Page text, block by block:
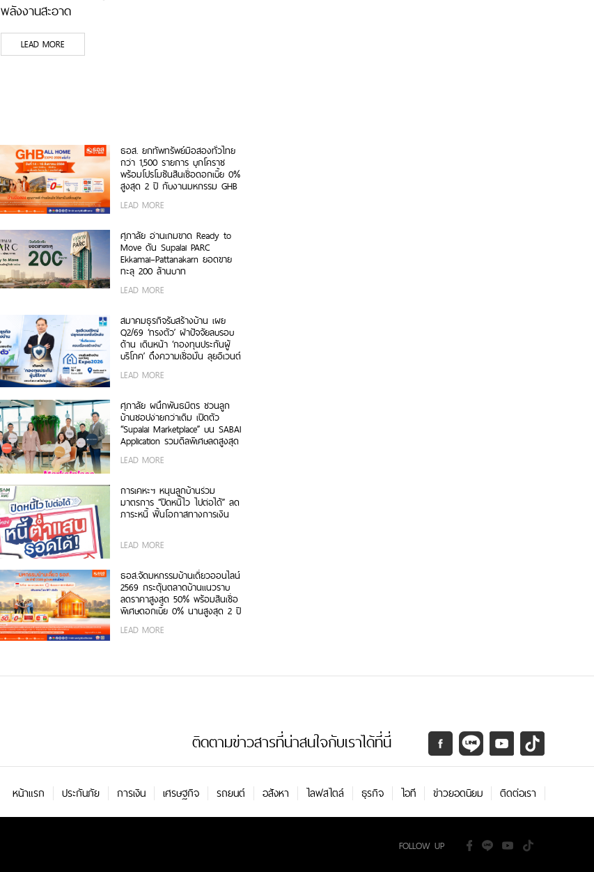
พลังงานสะอาด
LEAD MORE
ธอส. ยกทัพทรัพย์มือสองทั่วไทย
กว่า 1,500 รายการ บุกโคราช
พร้อมโปรโมชันสินเชื่อดอกเบี้ย 0%
สูงสุด 2 ปี กับงานมหกรรม GHB
LEAD MORE
ศุภาลัย อ่านเกมขาด Ready to
Move ดัน Supalai PARC
Ekkamai–Pattanakarn ยอดขาย
ทะลุ 200 ล้านบาท
LEAD MORE
สมาคมธุรกิจรับสร้างบ้าน เผย
Q2/69 ‘ทรงตัว’ ฝ่าปัจจัยลบรอบ
ด้าน เดินหน้า ‘กองทุนประกันผู้
บริโภค’ ดึงความเชื่อมั่น ลุยอีเวนต์
LEAD MORE
ศุภาลัย ผนึกพันธมิตร ชวนลูก
บ้านชอปง่ายกว่าเดิม เปิดตัว
“Supalai Marketplace” บน SABAI
Application รวมดีลพิเศษลดสูงสุด
จบในแอปเดียว
LEAD MORE
การเคหะฯ หนุนลูกบ้านร่วม
มาตรการ “ปิดหนี้ไว ไปต่อได้” ลด
ภาระหนี้ ฟื้นโอกาสทางการเงิน
LEAD MORE
ธอส.จัดมหกรรมบ้านเดี่ยวออนไลน์
2569 กระตุ้นตลาดบ้านแนวราบ
ลดราคาสูงสุด 50% พร้อมสินเชื่อ
พิเศษดอกเบี้ย 0% นานสูงสุด 2 ปี
LEAD MORE
ติดตามข่าวสารที่น่าสนใจกับเราได้ที่นี่
หน้าแรก ประกันภัย การเงิน เศรษฐกิจ รถยนต์ อสังหา ไลฟสไตล์ ธุรกิจ ไอที ข่าวยอดนิยม ติดต่อเรา
FOLLOW UP